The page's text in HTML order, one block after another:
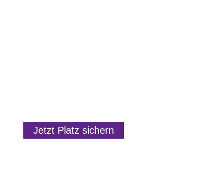
Jetzt Platz sichern